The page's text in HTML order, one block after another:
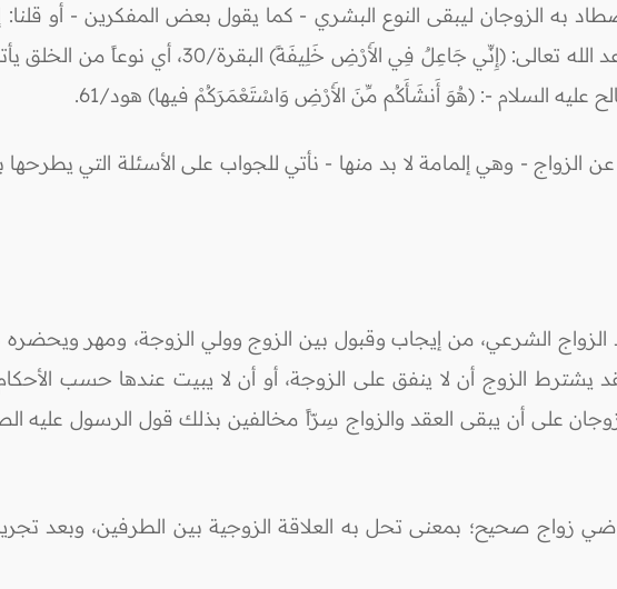
به الزوجان ليبقى النوع البشري - كما يقول بعض المفكرين - أو قلنا:
على أمر يستمر به النوع البشري؛ إنفاذاً لوعد الله
عليه السلام -: (هُوَ أَنشَأَكُم مِّنَ الأَرْضِ وَاسْتَعْمَرَكُمْ فيها) هود/61.
عن الزواج - وهي إلمامة لا بد منها - نأتي للجواب على الأسئلة التي
الشرعي، من إيجاب وقبول بين الزوج وولي الزوجة، ومهر
الزوج أن لا ينفق على الزوجة، أو أن لا يبيت عندها حسب
على أن يبقى العقد والزواج سِرّاً مخالفين بذلك قول الرسول عليه
زواج صحيح؛ بمعنى تحل به العلاقة الزوجية بين الطرفين، وبعد